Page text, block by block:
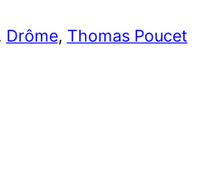
Drôme, Thomas Poucet